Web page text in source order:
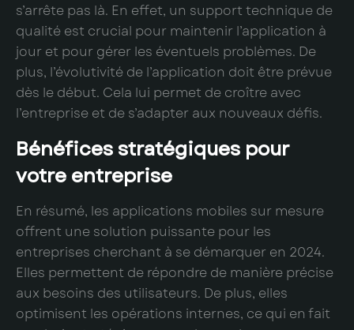
s’arrête pas là. En effet, un support technique de
qualité est crucial pour maintenir l’application à
jour et pour gérer les éventuels problèmes. De
plus, l’évolutivité de l’application doit être prévue
dès le début. Cela lui permet de croître avec
l’entreprise et de s’adapter aux nouveaux défis.
Bénéfices stratégiques pour
votre entreprise
En résumé, les applications mobiles sur mesure
offrent une solution puissante pour les
entreprises cherchant à se démarquer en 2024.
Elles permettent de répondre de manière précise
aux besoins des utilisateurs. De plus, elles
optimisent les opérations internes, ce qui en fait